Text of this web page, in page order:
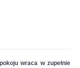
wraca w zupełnie